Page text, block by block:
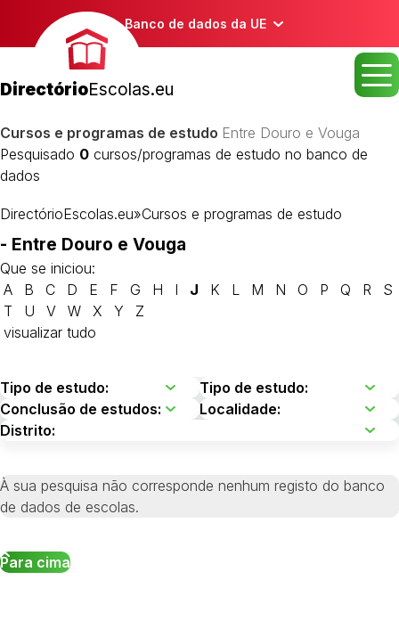
Banco de dados da UE
DirectórioEscolas.eu
Cursos e programas de estudo Entre Douro e Vouga
Pesquisado 0 cursos/programas de estudo no banco de
dados
DirectórioEscolas.eu»Cursos e programas de estudo
- Entre Douro e Vouga
Que se iniciou:
A
B C D E F G H I J K L M N O P Q R
S
T
U V W X Y
Z
visualizar tudo
À sua pesquisa não corresponde nenhum registo do banco
de dados de escolas.
Para cima